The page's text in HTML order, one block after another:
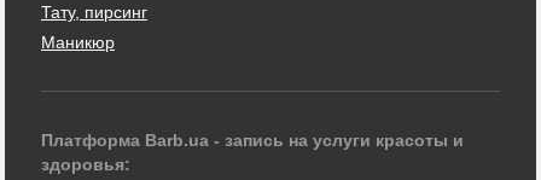
Тату, пирсинг
Маникюр
Платформа Barb.ua - запись на услуги красоты и
здоровья: